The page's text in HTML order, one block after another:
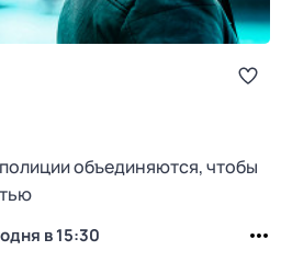
объединяются, чтобы
в 15:30